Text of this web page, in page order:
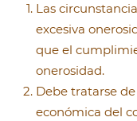
Las
excesiva
que el
onerosidad.
Debe tratarse
económica del